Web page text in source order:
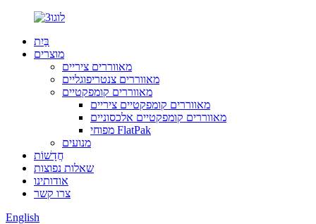
בַּיִת
מוצרים
מאווררים ציריים
מאווררים צנטריפוגליים
מאווררים קומפקטיים
מאווררים קומפקטיים ציריים
מאווררים קומפקטיים אלכסוניים
מפוחי FlatPak
מנועים
חֲדָשׁוֹת
שאלות נפוצות
אודותינו
צרו קשר
English